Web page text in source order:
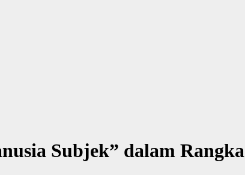
Subjek” dalam Rangka